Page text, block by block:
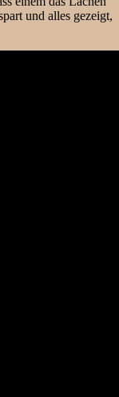
und alles gezeigt,